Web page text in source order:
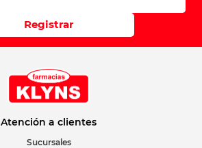
Registrar
Atención a clientes
Sucursales